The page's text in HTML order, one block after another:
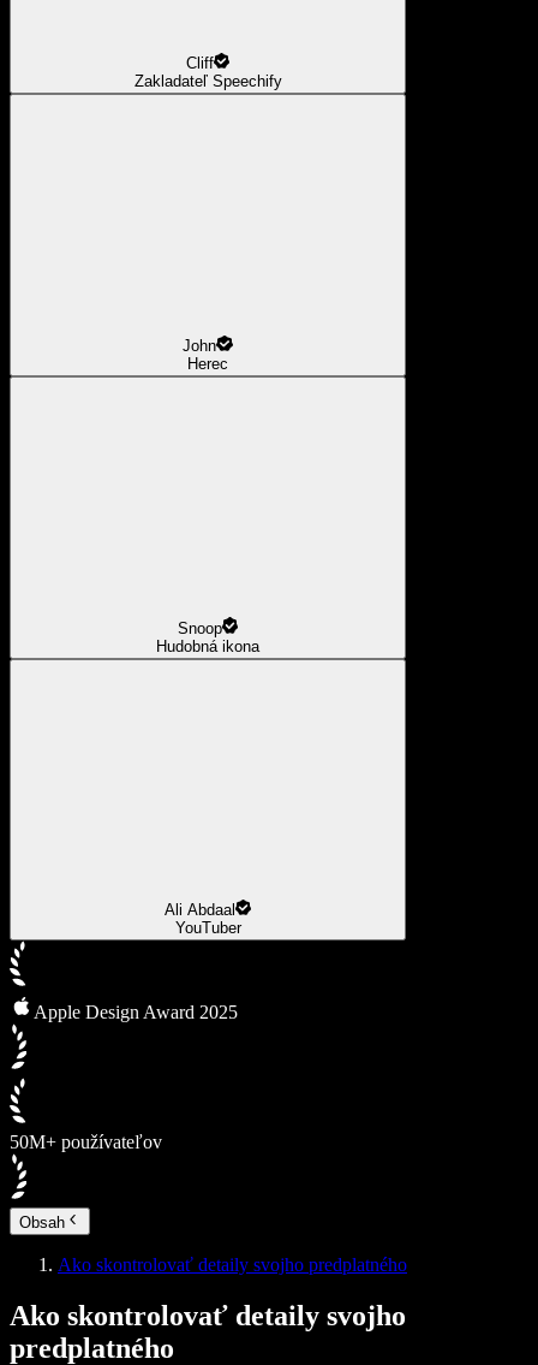
Cliff
Zakladateľ Speechify
John
Herec
Snoop
Hudobná ikona
Ali Abdaal
YouTuber
Apple Design Award 2025
50M+ používateľov
Obsah
Ako skontrolovať detaily svojho predplatného
Ako skontrolovať detaily svojho
predplatného